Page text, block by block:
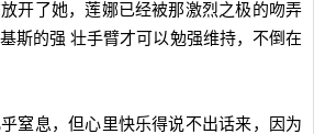
开了她，莲娜已经被那激烈之极的吻弄
斯的强 壮手臂才可以勉强维持，不倒在
息，但心里快乐得说不出话来，因为